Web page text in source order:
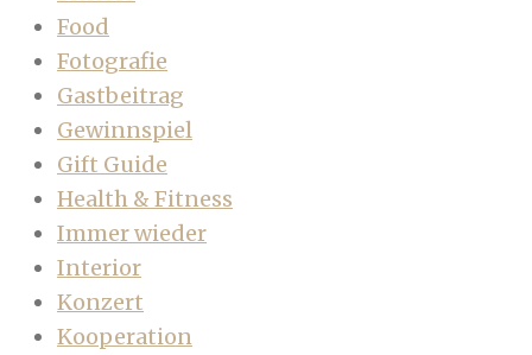
Food
Fotografie
Gastbeitrag
Gewinnspiel
Gift Guide
Health & Fitness
Immer wieder
Interior
Konzert
Kooperation